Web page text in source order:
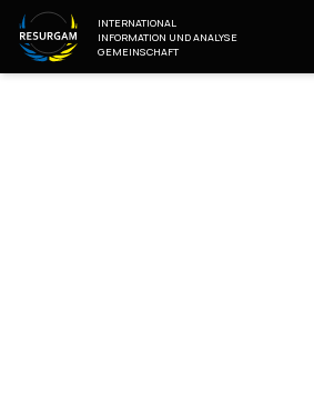
INTERNATIONAL
INFORMATION UND ANALYSE
GEMEINSCHAFT